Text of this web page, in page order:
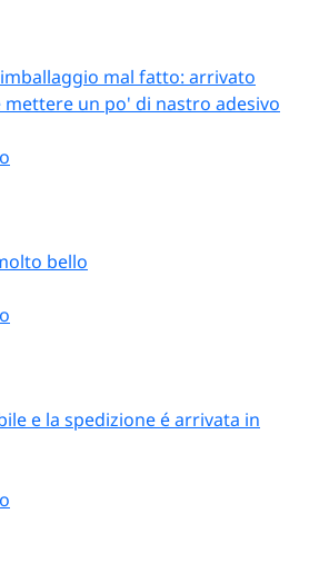
mal fatto: arrivato
un po' di nastro adesivo
bello
e la spedizione é arrivata in